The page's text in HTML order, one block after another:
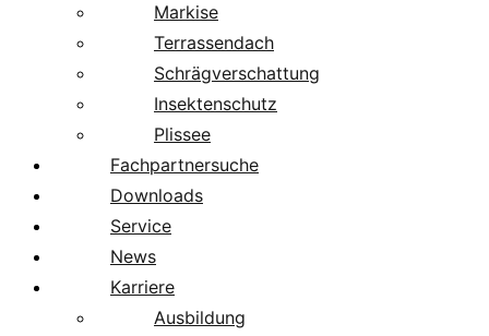
Markise
Terrassendach
Schrägverschattung
Insektenschutz
Plissee
Fachpartnersuche
Downloads
Service
News
Karriere
Ausbildung